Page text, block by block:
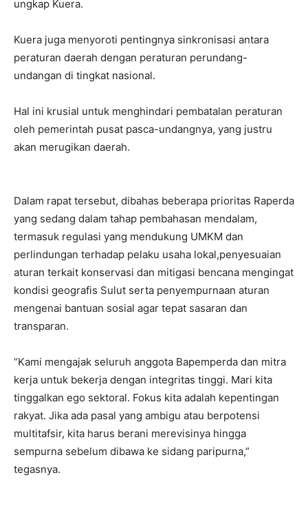
ungkap Kuera.
Kuera juga menyoroti pentingnya sinkronisasi antara
peraturan daerah dengan peraturan perundang-
undangan di tingkat nasional.
Hal ini krusial untuk menghindari pembatalan peraturan
oleh pemerintah pusat pasca-undangnya, yang justru
akan merugikan daerah.
Dalam rapat tersebut, dibahas beberapa prioritas Raperda
yang sedang dalam tahap pembahasan mendalam,
termasuk regulasi yang mendukung UMKM dan
perlindungan terhadap pelaku usaha lokal,penyesuaian
aturan terkait konservasi dan mitigasi bencana mengingat
kondisi geografis Sulut serta penyempurnaan aturan
mengenai bantuan sosial agar tepat sasaran dan
transparan.
“Kami mengajak seluruh anggota Bapemperda dan mitra
kerja untuk bekerja dengan integritas tinggi. Mari kita
tinggalkan ego sektoral. Fokus kita adalah kepentingan
rakyat. Jika ada pasal yang ambigu atau berpotensi
multitafsir, kita harus berani merevisinya hingga
sempurna sebelum dibawa ke sidang paripurna,”
tegasnya.